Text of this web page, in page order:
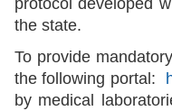
the state.
To provide
the following portal:
by medical